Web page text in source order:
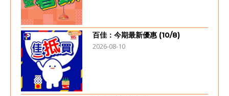
百佳：今期最新優惠 (10/8)
2026-08-10